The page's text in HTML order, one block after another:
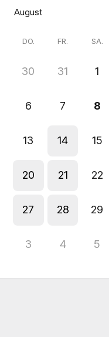
August
DO. FR. SA.
30 31 1
6 7 8
13 14 15
20 21 22
27 28 29
3 4 5